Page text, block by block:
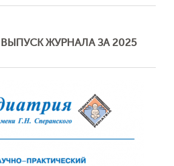
ЖУРНАЛА ЗА 2025
Обратная